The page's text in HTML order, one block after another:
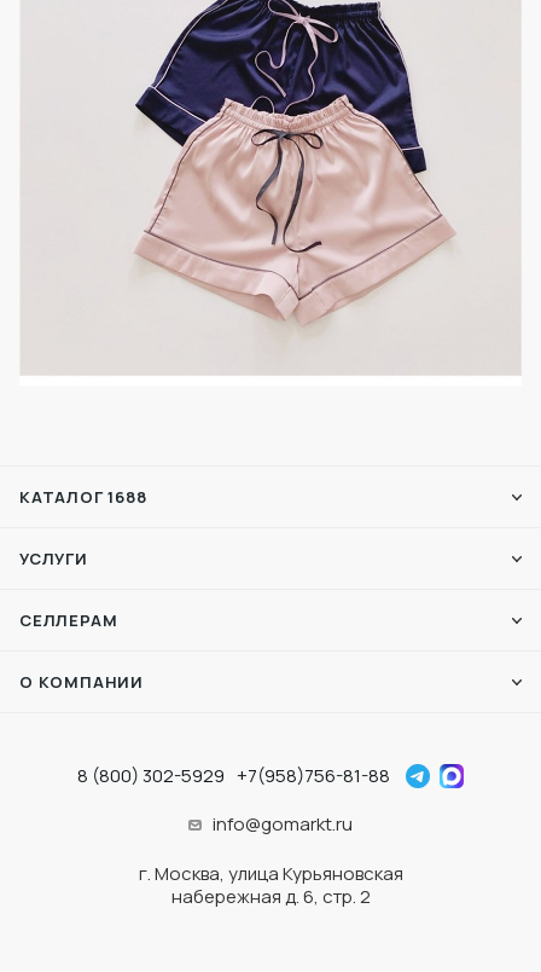
КАТАЛОГ 1688
УСЛУГИ
СЕЛЛЕРАМ
О КОМПАНИИ
8 (800) 302-5929 +7(958)756-81-88
info@gomarkt.ru
г. Москва, улица Курьяновская
набережная д. 6, стр. 2